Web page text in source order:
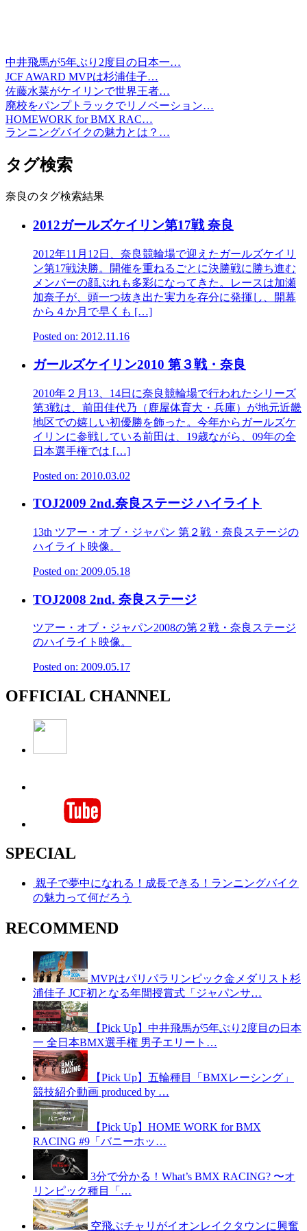
中井飛馬が5年ぶり2度目の日本一…
JCF AWARD MVPは杉浦佳子…
佐藤水菜がケイリンで世界王者…
廃校をパンプトラックでリノベーション…
HOMEWORK for BMX RAC…
ランニングバイクの魅力とは？…
タグ検索
奈良のタグ検索結果
2012ガールズケイリン第17戦 奈良
2012年11月12日、奈良競輪場で迎えたガールズケイリ
ン第17戦決勝。開催を重ねるごとに決勝戦に勝ち進む
メンバーの顔ぶれも多彩になってきた。レースは加瀬
加奈子が、頭一つ抜き出た実力を存分に発揮し、開幕
から４か月で早くも […]
Posted on: 2012.11.16
ガールズケイリン2010 第３戦・奈良
2010年２月13、14日に奈良競輪場で行われたシリーズ
第3戦は、前田佳代乃（鹿屋体育大・兵庫）が地元近畿
地区での嬉しい初優勝を飾った。今年からガールズケ
イリンに参戦している前田は、19歳ながら、09年の全
日本選手権では […]
Posted on: 2010.03.02
TOJ2009 2nd.奈良ステージ ハイライト
13th ツアー・オブ・ジャパン 第２戦・奈良ステージの
ハイライト映像。
Posted on: 2009.05.18
TOJ2008 2nd. 奈良ステージ
ツアー・オブ・ジャパン2008の第２戦・奈良ステージ
のハイライト映像。
Posted on: 2009.05.17
OFFICIAL CHANNEL
SPECIAL
親子で夢中になれる！成長できる！ランニングバイク
の魅力って何だろう
RECOMMEND
MVPはパリパラリンピック金メダリスト杉
浦佳子 JCF初となる年間授賞式「ジャパンサ…
【Pick Up】中井飛馬が5年ぶり2度目の日本
一 全日本BMX選手権 男子エリート…
【Pick Up】五輪種目「BMXレーシング」
競技紹介動画 produced by …
【Pick Up】HOME WORK for BMX
RACING #9「バニーホッ…
3分で分かる！What’s BMX RACING? 〜オ
リンピック種目「…
空飛ぶチャリがイオンレイクタウンに興奮